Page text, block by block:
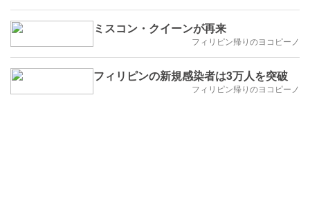
ミスコン・クイーンが再来
フィリピン帰りのヨコピーノ
フィリピンの新規感染者は3万人を突破
フィリピン帰りのヨコピーノ